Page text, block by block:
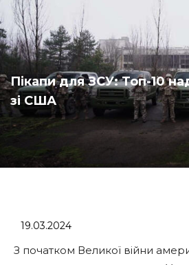
Пікапи для ЗСУ: Топ-10
зі США
19.03.2024
З початком Великої війни